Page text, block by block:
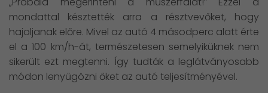
mondattal késztették arra a résztvevőket, hogy
hajoljanak előre. Mivel az autó 4 másodperc alatt érte
el a 100 km/h-át, természetesen semelyiküknek nem
sikerült ezt megtenni. Így tudták a leglátványosabb
módon lenyűgözni őket az autó teljesítményével.